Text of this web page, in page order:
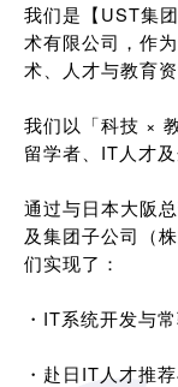
我们是【UST集
术有限公司，作
术、人才与教育
我们以「科技 ×
留学者、IT人才
通过与日本大阪
及集团子公司（
们实现了：
・IT系统开发与
・赴日IT人才推